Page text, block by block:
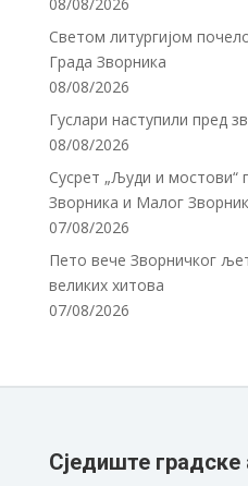
Светом литургијом
Града Зворника
08/08/2026
Гуслари наступили пред
08/08/2026
Сусрет „Људи и мостови“
Зворника и Малог
07/08/2026
Пето вече Зворничког
великих хитова
07/08/2026
Сједиште градске